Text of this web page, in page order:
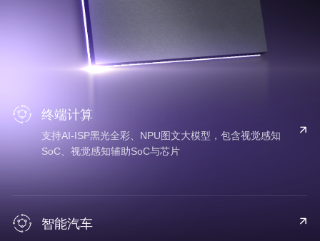
终端计算
支持AI-ISP黑光全彩、NPU图文大模型，包含视觉感知
SoC、视觉感知辅助SoC与芯片
智能汽车